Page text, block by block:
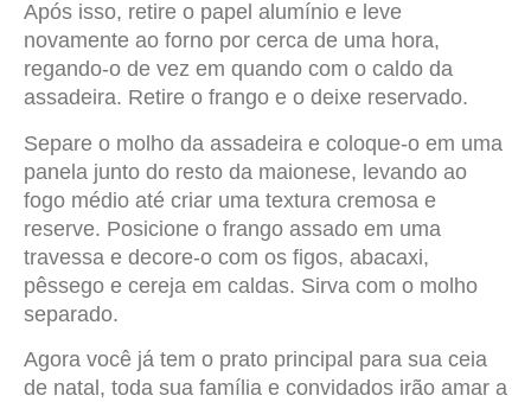
Após isso, retire o papel alumínio e leve
novamente ao forno por cerca de uma hora,
regando-o de vez em quando com o caldo da
assadeira. Retire o frango e o deixe reservado.
Separe o molho da assadeira e coloque-o em uma
panela junto do resto da maionese, levando ao
fogo médio até criar uma textura cremosa e
reserve. Posicione o frango assado em uma
travessa e decore-o com os figos, abacaxi,
pêssego e cereja em caldas. Sirva com o molho
separado.
Agora você já tem o prato principal para sua ceia
de natal, toda sua família e convidados irão amar a